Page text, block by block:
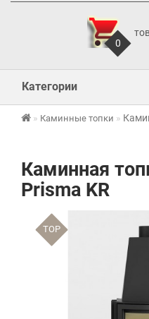
0
Категории
Каминные топки
Каминная
Prisma KR
TOP